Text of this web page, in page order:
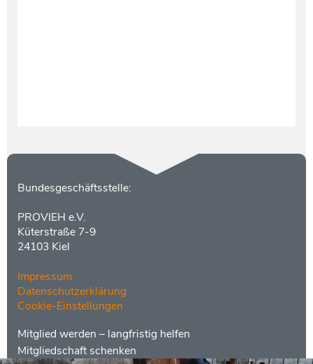
Kontakt
Bundesgeschäftsstelle:
PROVIEH e.V.
Küterstraße 7-9
24103 Kiel
Impressum
Datenschutzerklärung
Cookie-Einstellungen
Menüs
Footer
2
Mitglied werden – langfristig helfen
Mitgliedschaft schenken